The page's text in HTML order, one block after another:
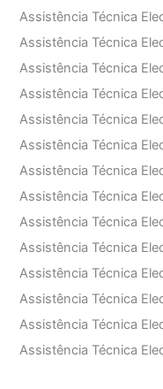
Assistência Técnica
Assistência Técnica
Assistência Técnica
Assistência Técnica
Assistência Técnica
Assistência Técnica
Assistência Técnica
Assistência Técnica
Assistência Técnica
Assistência Técnica
Assistência Técnica
Assistência Técnica
Assistência Técnica
Assistência Técnica